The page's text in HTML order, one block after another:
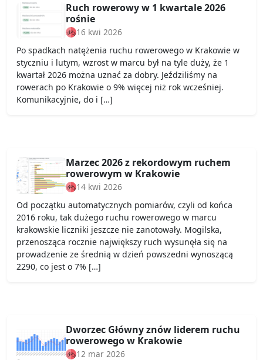
Ruch rowerowy w 1 kwartale 2026
rośnie
16 kwi 2026
Po spadkach natężenia ruchu rowerowego w Krakowie w
styczniu i lutym, wzrost w marcu był na tyle duży, że 1
kwartał 2026 można uznać za dobry. Jeździliśmy na
rowerach po Krakowie o 9% więcej niż rok wcześniej.
Komunikacyjnie, do i […]
Marzec 2026 z rekordowym ruchem
rowerowym w Krakowie
14 kwi 2026
Od początku automatycznych pomiarów, czyli od końca
2016 roku, tak dużego ruchu rowerowego w marcu
krakowskie liczniki jeszcze nie zanotowały. Mogilska,
przenosząca rocznie największy ruch wysunęła się na
prowadzenie ze średnią w dzień powszedni wynoszącą
2290, co jest o 7% […]
Dworzec Główny znów liderem ruchu
rowerowego w Krakowie
12 mar 2026